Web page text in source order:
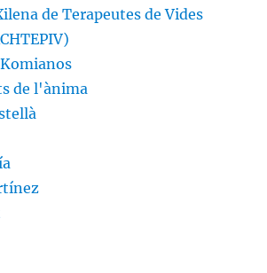
de Terapeutes de Vides
de l'ànima